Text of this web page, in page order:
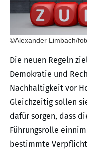
©Alexander Limbach/
Die neuen Regeln
Demokratie und
Nachhaltigkeit vor
Gleichzeitig sollen
dafür sorgen, dass
Führungsrolle
bestimmte